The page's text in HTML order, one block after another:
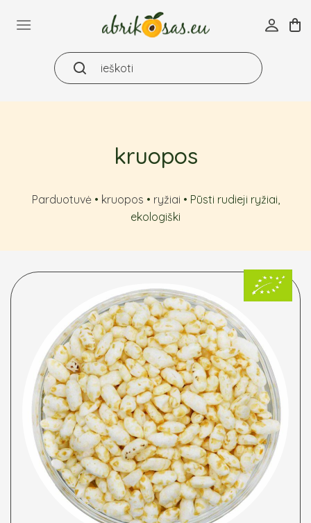
kruopos
Parduotuvė• kruopos • ryžiai • Pūsti rudieji ryžiai,
ekologiški